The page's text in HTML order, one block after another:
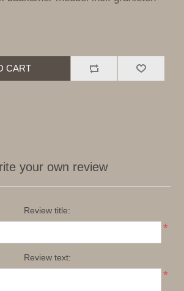
CART
your own review
Review title:
*
Review text:
*